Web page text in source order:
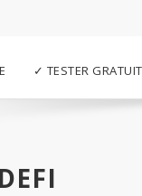
✓ TESTER